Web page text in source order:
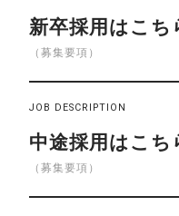
新卒採用はこち
（募集要項）
JOB DESCRIPTION
中途採用はこち
（募集要項）